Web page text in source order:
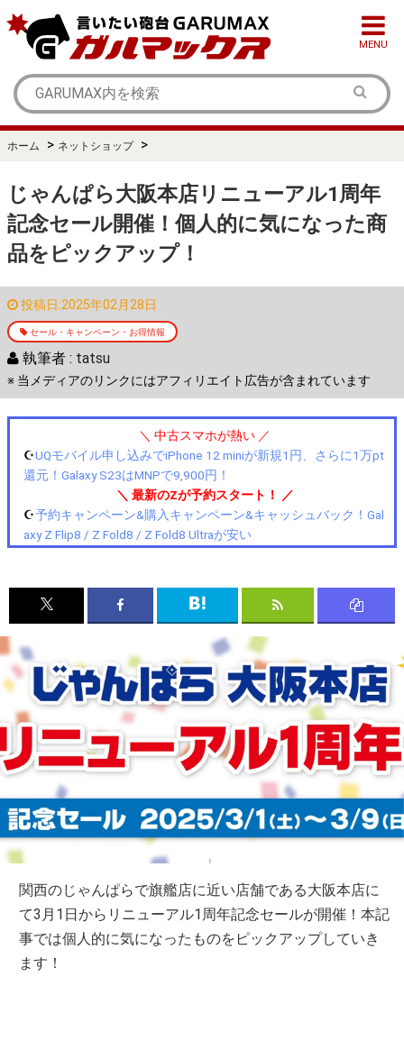
MENU
ホーム > ネットショップ >
じゃんぱら大阪本店リニューアル1周年
記念セール開催！個人的に気になった商
品をピックアップ！
投稿日:2025年02月28日
セール・キャンペーン・お得情報
執筆者 : tatsu
※ 当メディアのリンクにはアフィリエイト広告が含まれています
＼ 中古スマホが熱い ／
☪️UQモバイル申し込みでiPhone 12 miniが新規1円、さらに1万pt
還元！Galaxy S23はMNPで9,900円！
＼ 最新のZが予約スタート！ ／
☪️予約キャンペーン&購入キャンペーン&キャッシュバック！Gal
axy Z Flip8 / Z Fold8 / Z Fold8 Ultraが安い
関西のじゃんぱらで旗艦店に近い店舗である大阪本店に
て3月1日からリニューアル1周年記念セールが開催！本記
事では個人的に気になったものをピックアップしていき
ます！